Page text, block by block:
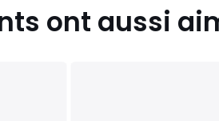
ont aussi